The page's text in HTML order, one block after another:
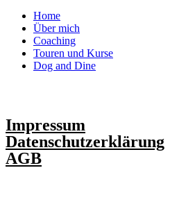
Menu
Home
Über mich
Coaching
Touren und Kurse
Dog and Dine
Impressum
Datenschutzerklärung
AGB